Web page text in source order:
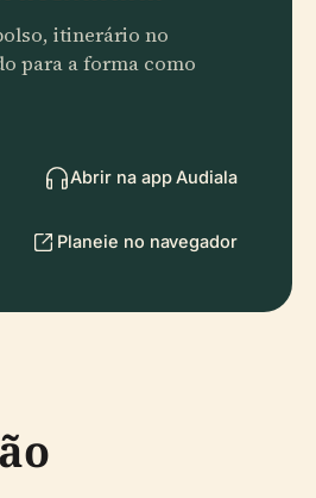
itinerário no
para a forma como
Abrir na app Audiala
Planeie no navegador